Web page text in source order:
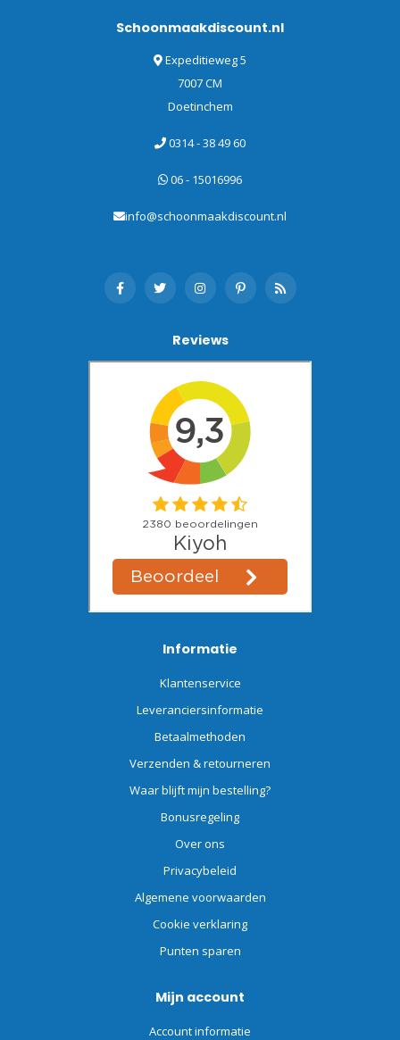
Schoonmaakdiscount.nl
Expeditieweg 5
7007 CM
Doetinchem
0314 - 38 49 60
06 - 15016996
info@schoonmaakdiscount.nl
Reviews
Informatie
Klantenservice
Leveranciersinformatie
Betaalmethoden
Verzenden & retourneren
Waar blijft mijn bestelling?
Bonusregeling
Over ons
Privacybeleid
Algemene voorwaarden
Cookie verklaring
Punten sparen
Mijn account
Account informatie